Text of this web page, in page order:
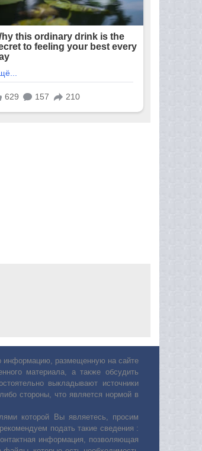
информацию, размещенную на сайте
материала, а также обсудить
выкладывают источники
стороны, что является нормой в
которой Вы являетесь, просим
подать такие сведения :
информация, позволяющая